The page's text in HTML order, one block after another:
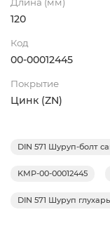
120
Код
00-00012445
Покрытие
Цинк (ZN)
DIN 571 Шуруп-болт
KMP-00-00012445
DIN 571 Шуруп